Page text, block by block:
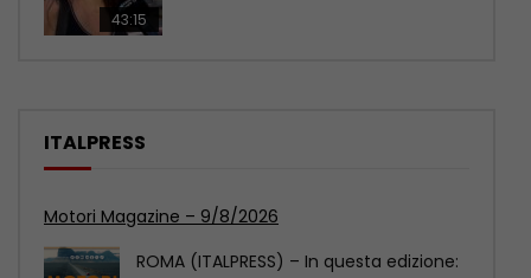
43:15
ITALPRESS
Tg Ambiente – 9/8/2026
ROMA (ITALPRESS) – In questo numero